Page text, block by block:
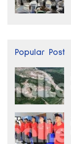
Popular Post